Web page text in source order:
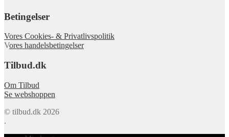
Betingelser
Vores Cookies- & Privatlivspolitik
Vores handelsbetingelser
Tilbud.dk
Om Tilbud
Se webshoppen
© tilbud.dk 2026
.